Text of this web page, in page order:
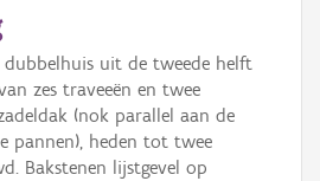
dubbelhuis uit de tweede helft
zes traveeën en twee
(nok parallel aan de
pannen), heden tot twee
Bakstenen lijstgevel op